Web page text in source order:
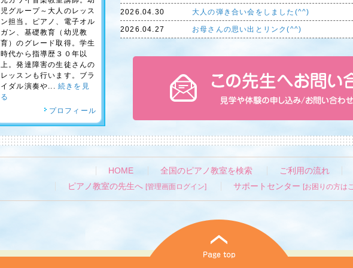
児グループ～大人のレッス
ン担当。ピアノ、電子オル
ガン、基礎教育（幼児教
育）のグレード取得。学生
時代から指導歴３０年以
上。発達障害の生徒さんの
レッスンも行います。ブラ
イダル演奏や... 続きを見
る
プロフィール
2026.04.30 大人の弾き合い会をしました(^^)
2026.04.27 お母さんの思い出とリンク(^^)
HOME 全国のピアノ教室を検索
ご利用の流れ
ピアノ教室の先生へ [管理画面ログイン] サポートセンター [お困りの方は